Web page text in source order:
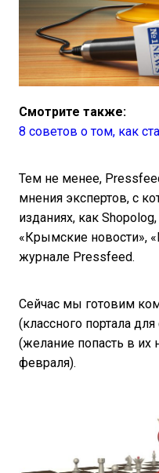
Смотрите также:
8 советов о том, как
Тем не менее,
мнения экспертов, c
изданиях, как Shopolog,
«Крымские новости»,
журнале Pressfeed.
Сейчас мы готовим
(классного портала
(желание попасть в их
февраля).